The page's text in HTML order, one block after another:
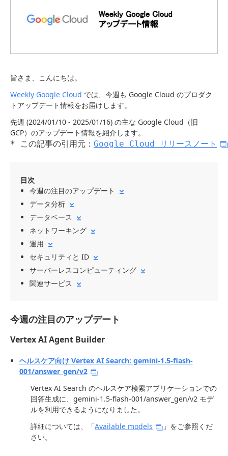
皆さま、こんにちは。
Weekly Google Cloud では、今週も Google Cloud のプロダク
トアップデート情報をお届けします。
先週 (2024/01/10 - 2025/01/16) の主な Google Cloud（旧
GCP）のアップデート情報を紹介します。
* この記事の引用元： Google Cloud リリースノート
目次
今週の注目のアップデート
データ分析
データベース
ネットワーキング
運用
セキュリティと ID
サーバーレスコンピューティング
関連サービス
今週の注目のアップデート
Vertex AI Agent Builder
ヘルスケア向け Vertex AI Search: gemini-1.5-flash-
001/answer_gen/v2
Vertex AI Search のヘルスケア検索アプリケーションでの
回答生成に、gemini-1.5-flash-001/answer_gen/v2 モデ
ルを利用できるようになりました。
詳細については、「Available models
」をご参照くだ
さい。